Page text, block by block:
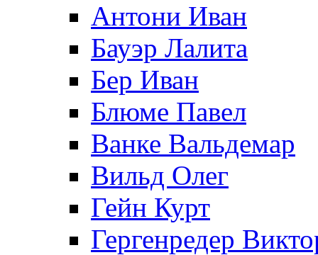
Антони Иван
Бауэр Лалита
Бер Иван
Блюме Павел
Ванке Вальдемар
Вильд Олег
Гейн Курт
Гергенредер